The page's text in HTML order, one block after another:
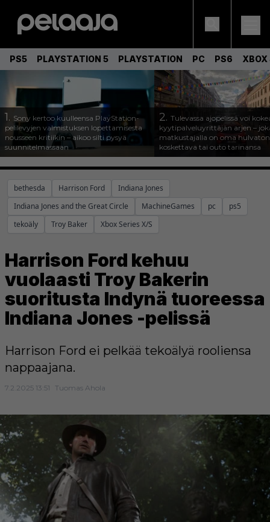
PS5 PLAYSTATION 5 PLAYSTATION PC PS6 XBOX
1. Sony kertoo kuulleensa PlayStation-
pelilevyjen valmistuksen lopettamisesta
nousseen kritiikin – aikoo silti pysyä
suunnitelmassaan
2. Tulevassa ajopelissä voi
kyytipalveluyrittäjän arjen –
matkustajalla on oma
koskettava tai outo tarinansa
bethesda Harrison Ford
Indiana Jones
Indiana Jones and the Great Circle
MachineGames pc
ps5
tekoäly
Troy Baker Xbox Series X/S
Harrison Ford kehuu
vuolaasti Troy Bakerin
suoritusta Indynä tuoreessa
Indiana Jones -pelissä
Harrison Ford ei pelkää tekoälyä rooliensa
nappaajana.
7.2.2025 13:51 Tuomas Ahola